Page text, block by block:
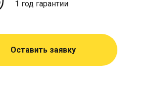
1 год гарантии
Оставить заявку